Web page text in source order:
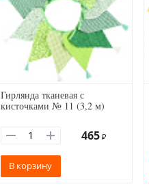
Гирлянда тканевая с
кисточками № 11 (3,2 м)
465 ₽
В корзину